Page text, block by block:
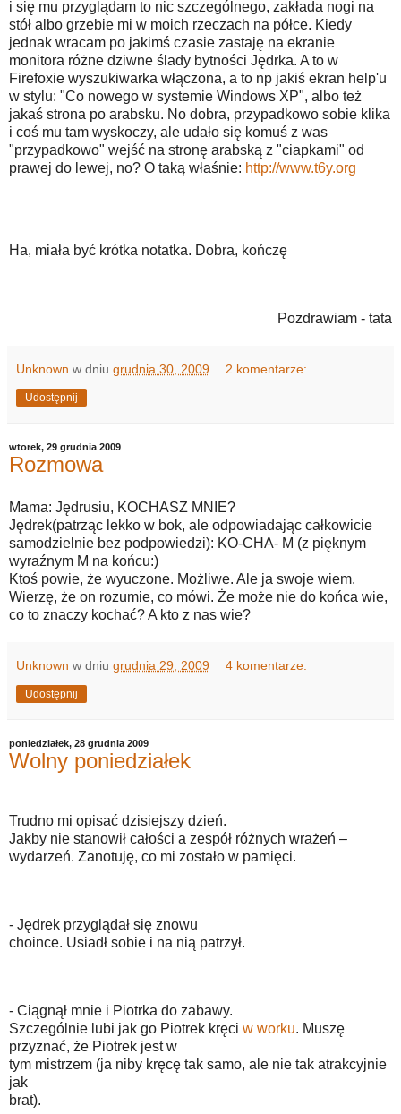
i się mu przyglądam to nic szczególnego, zakłada nogi na
stół albo grzebie mi w moich rzeczach na półce. Kiedy
jednak wracam po jakimś czasie zastaję na ekranie
monitora różne dziwne ślady bytności Jędrka. A to w
Firefoxie wyszukiwarka włączona, a to np jakiś ekran help'u
w stylu: "Co nowego w systemie Windows XP", albo też
jakaś strona po arabsku. No dobra, przypadkowo sobie klika
i coś mu tam wyskoczy, ale udało się komuś z was
"przypadkowo" wejść na stronę arabską z "ciapkami" od
prawej do lewej, no? O taką właśnie: http://www.t6y.org
Ha, miała być krótka notatka. Dobra, kończę
Pozdrawiam - tata
Unknown w dniu grudnia 30, 2009 2 komentarze:
Udostępnij
wtorek, 29 grudnia 2009
Rozmowa
Mama: Jędrusiu, KOCHASZ MNIE?
Jędrek(patrząc lekko w bok, ale odpowiadając całkowicie
samodzielnie bez podpowiedzi): KO-CHA- M (z pięknym
wyraźnym M na końcu:)
Ktoś powie, że wyuczone. Możliwe. Ale ja swoje wiem.
Wierzę, że on rozumie, co mówi. Że może nie do końca wie,
co to znaczy kochać? A kto z nas wie?
Unknown w dniu grudnia 29, 2009 4 komentarze:
Udostępnij
poniedziałek, 28 grudnia 2009
Wolny poniedziałek
Trudno mi opisać dzisiejszy dzień.
Jakby nie stanowił całości a zespół różnych wrażeń –
wydarzeń. Zanotuję, co mi zostało w pamięci.
- Jędrek przyglądał się znowu
choince. Usiadł sobie i na nią patrzył.
- Ciągnął mnie i Piotrka do zabawy.
Szczególnie lubi jak go Piotrek kręci w worku. Muszę
przyznać, że Piotrek jest w
tym mistrzem (ja niby kręcę tak samo, ale nie tak atrakcyjnie
jak
brat).